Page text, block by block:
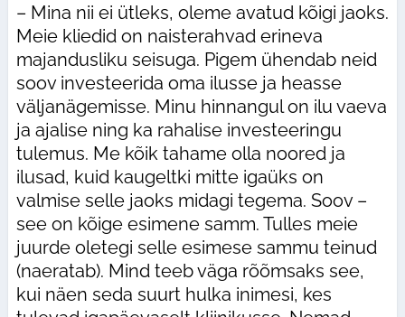
– Mina nii ei ütleks, oleme avatud kõigi jaoks.
Meie kliedid on naisterahvad erineva
majandusliku seisuga. Pigem ühendab neid
soov investeerida oma ilusse ja heasse
väljanägemisse. Minu hinnangul on ilu vaeva
ja ajalise ning ka rahalise investeeringu
tulemus. Me kõik tahame olla noored ja
ilusad, kuid kaugeltki mitte igaüks on
valmise selle jaoks midagi tegema. Soov –
see on kõige esimene samm. Tulles meie
juurde oletegi selle esimese sammu teinud
(naeratab). Mind teeb väga rõõmsaks see,
kui näen seda suurt hulka inimesi, kes